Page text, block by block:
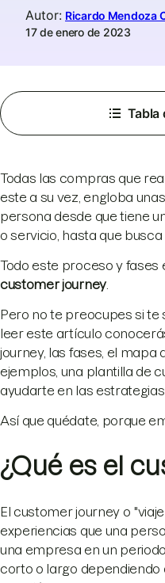
Autor: Ricardo Mendoza
17 de enero de 2023
Tabla
Todas las compras que
este a su vez, engloba
persona desde que tiene
o servicio, hasta que busca
Todo este proceso y fases
customer journey.
Pero no te preocupes si te
leer este artículo
journey, las fases, el mapa
ejemplos, una plantilla de
ayudarte en las
Así que quédate, porque
¿Qué es el
El customer journey o
experiencias que una
una empresa en un
corto o largo dependiendo